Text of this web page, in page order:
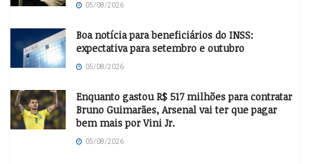
05/08/2026
Boa notícia para beneficiários do INSS:
expectativa para setembro e outubro
05/08/2026
Enquanto gastou R$ 517 milhões para contratar
Bruno Guimarães, Arsenal vai ter que pagar
bem mais por Vini Jr.
05/08/2026